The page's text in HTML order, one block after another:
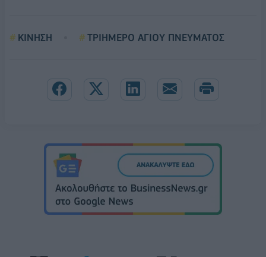
ΚΙΝΗΣΗ ΤΡΙΗΜΕΡΟ ΑΓΙΟΥ ΠΝΕΥΜΑΤΟΣ